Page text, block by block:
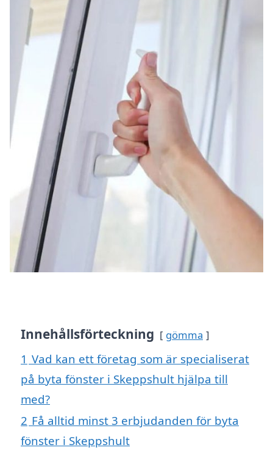
Innehållsförteckning gömma
1 Vad kan ett företag som är specialiserat
på byta fönster i Skeppshult hjälpa till
med?
2 Få alltid minst 3 erbjudanden för byta
fönster i Skeppshult